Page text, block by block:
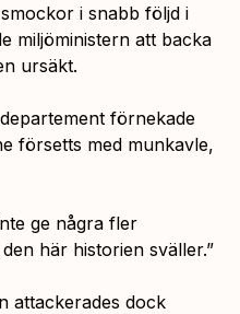
i snabb följd i
miljöministern att backa
ursäkt.
förnekade
försetts med munkavle,
ge några fler
här historien sväller.”
attackerades dock